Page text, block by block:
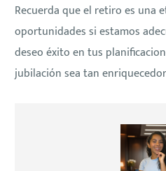
Recuerda que el retiro es una
oportunidades si estamos
deseo éxito en tus
jubilación sea tan